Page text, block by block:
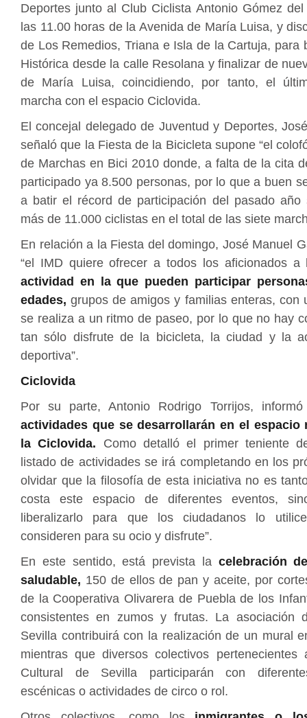
Deportes junto al Club Ciclista Antonio Gómez
las 11.00 horas de la Avenida de María Luisa, y
de Los Remedios, Triana e Isla de la Cartuja, para
Histórica desde la calle Resolana y finalizar de
de María Luisa, coincidiendo, por tanto, el
marcha con el espacio Ciclovida.
El concejal delegado de Juventud y Deportes,
señaló que la Fiesta de la Bicicleta supone “el
de Marchas en Bici 2010 donde, a falta de la cita
participado ya 8.500 personas, por lo que a buen
a batir el récord de participación del pasado año
más de 11.000 ciclistas en el total de las siete
En relación a la Fiesta del domingo, José Manuel
“el IMD quiere ofrecer a todos los aficionados
actividad en la que pueden participar
edades, grupos de amigos y familias enteras, con
se realiza a un ritmo de paseo, por lo que no hay
tan sólo disfrute de la bicicleta, la ciudad y la
deportiva”.
Ciclovida
Por su parte, Antonio Rodrigo Torrijos,
actividades que se desarrollarán en el espacio
la Ciclovida. Como detalló el primer teniente
listado de actividades se irá completando en los
olvidar que la filosofía de esta iniciativa no es
costa este espacio de diferentes eventos,
liberalizarlo para que los ciudadanos lo
consideren para su ocio y disfrute”.
En este sentido, está prevista la celebración
saludable, 150 de ellos de pan y aceite, por
de la Cooperativa Olivarera de Puebla de los
consistentes en zumos y frutas. La asociación
Sevilla contribuirá con la realización de un mural
mientras que diversos colectivos pertenecientes
Cultural de Sevilla participarán con
escénicas o actividades de circo o rol.